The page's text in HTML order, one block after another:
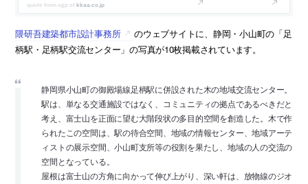
kkaa.co.jp
隈研吾建築都市設計事務所
のウェブサイトに、静岡・小山町の「足
柄駅・足柄駅交流センター」の写真が10枚掲載されています。
静岡県小山町の御殿場線足柄駅に併設された木の地域交流センター。
駅は、単なる交通施設ではなく、コミュニティの拠点であるべきだと
考え、富士山を正面に望む大階段状の多目的空間を創造した。木で作
られたこの空間は、駅の待合空間、地域の情報センター、地域アーテ
ィストの展示空間、小山町支所等の役割を果たし、地域の人の交流の
空間となっている。
屋根は富士山の方角に向かって伸び上がり、深い軒は、放物線のジオ